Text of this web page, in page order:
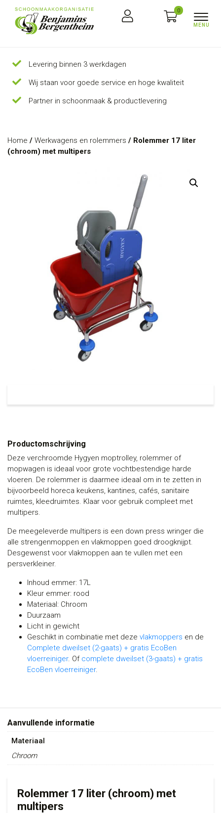
0
Levering binnen 3 werkdagen
Wij staan voor goede service en hoge kwaliteit
Partner in schoonmaak & productlevering
Home / Werkwagens en rolemmers / Rolemmer 17 liter
(chroom) met multipers
Productomschrijving
Deze verchroomde Hygyen moptrolley, rolemmer of
mopwagen is ideaal voor grote vochtbestendige harde
vloeren. De rolemmer is daarmee ideaal om in te zetten in
bijvoorbeeld horeca keukens, kantines, cafés, sanitaire
ruimtes, kleedruimtes. Klaar voor gebruik compleet met
multipers.
De meegeleverde multipers is een down press wringer die
alle strengenmoppen en vlakmoppen goed droogknijpt.
Desgewenst voor vlakmoppen aan te vullen met een
persverkleiner.
Inhoud emmer: 17L
Kleur emmer: rood
Materiaal: Chroom
Duurzaam
Licht in gewicht
Geschikt in combinatie met deze vlakmoppers en de
Complete dweilset (2-gaats) + gratis EcoBen
vloerreiniger. Of complete dweilset (3-gaats) + gratis
EcoBen vloerreiniger.
Aanvullende informatie
Materiaal
Chroom
Rolemmer 17 liter (chroom) met
multipers